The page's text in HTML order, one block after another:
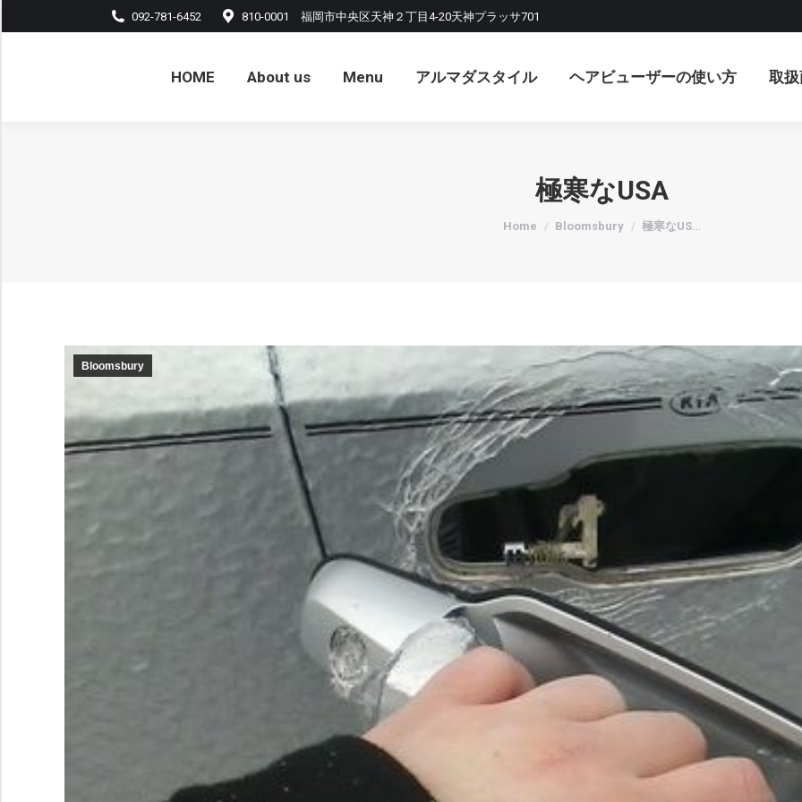
092-781-6452 810-0001 福岡市中央区天神２丁目4-20天神プラッサ701
HOME About us Menu アルマダスタイル ヘアビューザーの使い方 取
極寒なUSA
You are here:
Home Bloomsbury 極寒なUS…
Bloomsbury
HOME About us Menu アルマダスタイル ヘアビューザーの使い方 取扱商品